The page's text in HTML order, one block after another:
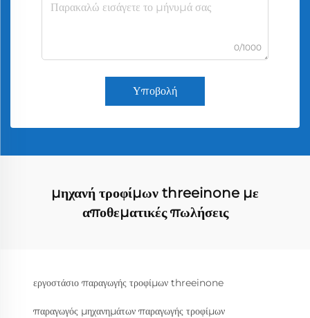
0/1000
Υποβολή
μηχανή τροφίμων threeinone με
αποθεματικές πωλήσεις
εργοστάσιο παραγωγής τροφίμων threeinone
παραγωγός μηχανημάτων παραγωγής τροφίμων